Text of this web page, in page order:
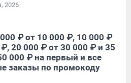
2026
₽ от 10 000 ₽, 10 000 ₽
20 000 ₽ от 30 000 ₽ и 35
000 ₽ на первый и все
заказы по промокоду